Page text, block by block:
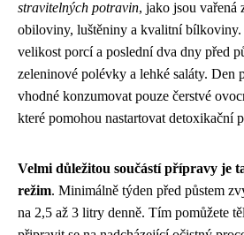
stravitelných potravin, jako jsou vařená
obiloviny, luštěniny a kvalitní bílkoviny.
velikost porcí a poslední dva dny před
zeleninové polévky a lehké saláty. Den
vhodné konzumovat pouze čerstvé
které pomohou nastartovat detoxikační
Velmi důležitou součástí přípravy je
režim. Minimálně týden před půstem
na 2,5 až 3 litry denně. Tím pomůžete